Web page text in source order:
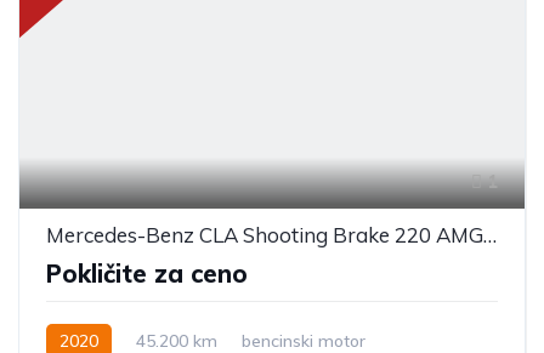
1
Mercedes-Benz CLA Shooting Brake 220 AMG line
Pokličite za ceno
2020 45.200 km bencinski motor